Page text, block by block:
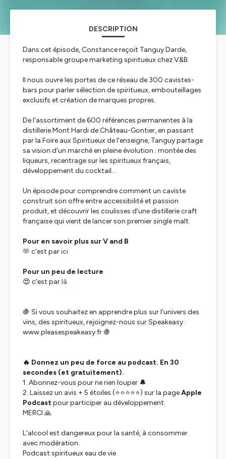
DESCRIPTION
Dans cet épisode, Constance reçoit Tanguy Darde,
responsable groupe marketing spiritueux chez V&B.
Il nous ouvre les portes de ce réseau de 300 cavistes-
bars pour parler sélection de spiritueux, embouteillages
exclusifs et création de marques propres.
De l'assortiment de 600 références permanentes à la
distillerie Mont Hardi de Château-Gontier, en passant
par la Foire aux Spiritueux de l'enseigne, Tanguy partage
sa vision d'un marché en pleine évolution : montée des
liqueurs, recentrage sur les spiritueux français,
développement du cocktail...
Un épisode pour comprendre comment un caviste
construit son offre entre accessibilité et passion
produit, et découvrir les coulisses d'une distillerie craft
française qui vient de lancer son premier single malt.
Pour en savoir plus sur V and B
🫶 c'est parici
Pour un peu de lecture
😍 c'est parlà
🍇 Si vous souhaitez en apprendre plus sur l’univers des
vins, des spiritueux, rejoignez-nous sur Speakeasy :
www.pleasespeakeasy.fr 🍇
🔥 Donnez un peu de force au podcast. En 30
secondes (et gratuitement).
1. Abonnez-vous pour ne rien louper 🔔
2. Laissez un avis + 5 étoiles (⭐⭐⭐⭐⭐) sur la pageApple
Podcastpour participer au développement.
MERCI 🙏
L'alcool est dangereux pour la santé, à consommer
avec modération.
Podcast spiritueux eau de vie